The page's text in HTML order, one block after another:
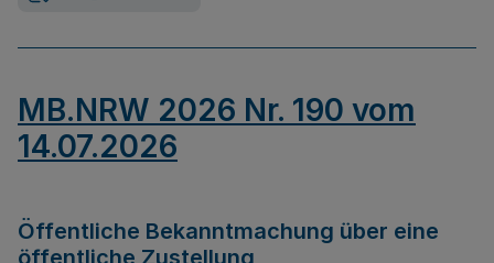
MB.NRW 2026 Nr. 190 vom
14.07.2026
Öffentliche Bekanntmachung über eine
öffentliche Zustellung